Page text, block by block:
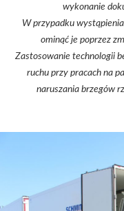
wykonanie
W przypadku
ominąć je poprzez
Zastosowanie technologii
ruchu przy pracach na
naruszania brzegów